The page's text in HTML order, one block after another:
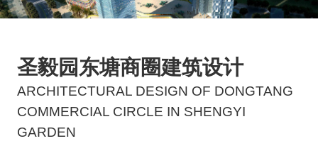
圣毅园东塘商圈建筑设计
ARCHITECTURAL DESIGN OF DONGTANG
COMMERCIAL CIRCLE IN SHENGYI
GARDEN